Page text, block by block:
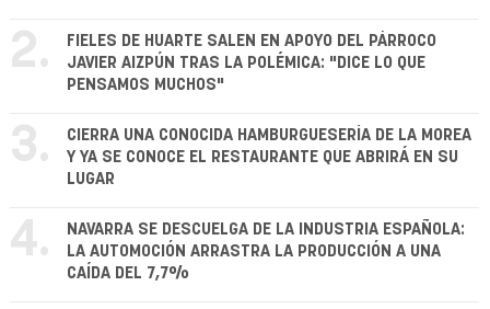
2.
FIELES DE HUARTE SALEN EN APOYO DEL PÁRROCO
JAVIER AIZPÚN TRAS LA POLÉMICA: "DICE LO QUE
PENSAMOS MUCHOS"
3.
CIERRA UNA CONOCIDA HAMBURGUESERÍA DE LA MOREA
Y YA SE CONOCE EL RESTAURANTE QUE ABRIRÁ EN SU
LUGAR
4.
NAVARRA SE DESCUELGA DE LA INDUSTRIA ESPAÑOLA:
LA AUTOMOCIÓN ARRASTRA LA PRODUCCIÓN A UNA
CAÍDA DEL 7,7%